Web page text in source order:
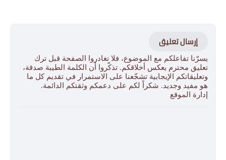
إرسال تعليق
يسرّنا تفاعلكم مع الموضوع، فلا تغادروا الصفحة قبل ترك
تعليق محترم يعكس أخلاقكم. تذكّروا أن الكلمة الطيبة صدقة،
وتعليقاتكم الإيجابية تشجّعنا على الاستمرار في تقديم كل ما
هو مفيد وجديد. شكراً لكم على دعمكم وثقتكم الدائمة.
إدارة الموقع